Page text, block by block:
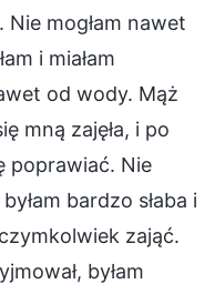
Nie mogłam nawet
i miałam
od wody. Mąż
mną zajęła, i po
poprawiać. Nie
bardzo słaba i
zająć.
byłam